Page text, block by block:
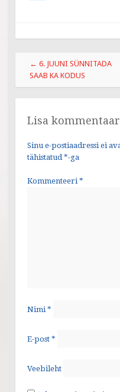
o
o
Post
navigation
← 6. JUUNI SÜNNITADA
SAAB KA KODUS
Lisa kommentaar
Sinu e-postiaadressi ei
tähistatud*-ga
Kommenteeri *
Nimi *
E-post *
Veebileht